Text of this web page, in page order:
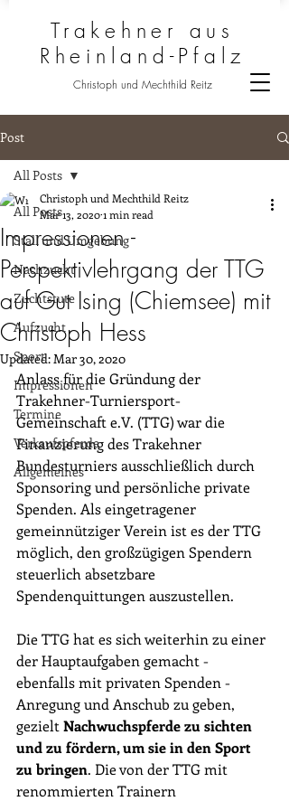
Trakehner aus
Rheinland-Pfalz
Christoph und Mechthild Reitz
Post
All Posts
Stall und Umgebung
Nachzucht
Zuchtstute
Aufzucht
Sport
Impressionen
Termine
Verkaufspferde
Allgemeines
All Posts
Impressionen -
Perspektivlehrgang der TTG
auf Gut Ising (Chiemsee) mit
Christoph Hess
Christoph und Mechthild Reitz
Mar 13, 20201 min read
Updated:Mar 30, 2020
Anlass für die Gründung der
Trakehner-Turniersport-
Gemeinschaft e.V. (TTG) war die
Finanzierung des Trakehner
Bundesturniers ausschließlich durch
Sponsoring und persönliche private
Spenden. Als eingetragener
gemeinnütziger Verein ist es der TTG
möglich, den großzügigen Spendern
steuerlich absetzbare
Spendenquittungen auszustellen.
Die TTG hat es sich weiterhin zu einer
der Hauptaufgaben gemacht -
ebenfalls mit privaten Spenden -
Anregung und Anschub zu geben,
gezielt Nachwuchspferde zu sichten
und zu fördern, um sie in den Sport
zu bringen. Die von der TTG mit
renommierten Trainern